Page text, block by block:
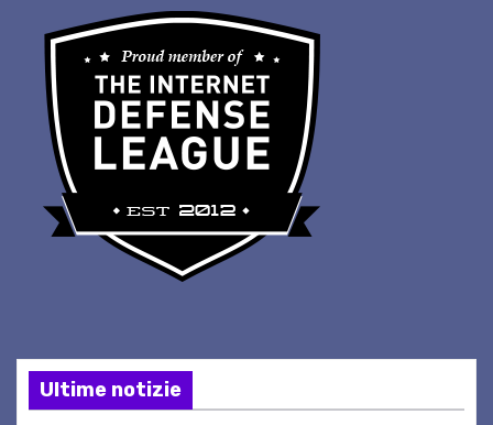
Ultime notizie